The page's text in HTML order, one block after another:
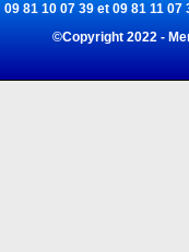
09 81 10 07 39 et 09 81 11
©Copyright 2022 -